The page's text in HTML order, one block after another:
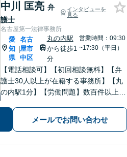
中川 匡亮 弁
護士
インタビューを
見る
名古屋第一法律事務所
愛
知
県
|
名古
屋市
中区
丸の内駅
から徒歩1
分
営業時間：09:30
~17:30（平日）
【電話相談可】【初回相談無料】【弁
護士30人以上が在籍する事務所】【丸
の内駅1分】【労働問題】数百件以上の
害など。企業法務、相続、交通事故､不
動産、離婚問題、などもお任せくださ
メールでお問い合わせ